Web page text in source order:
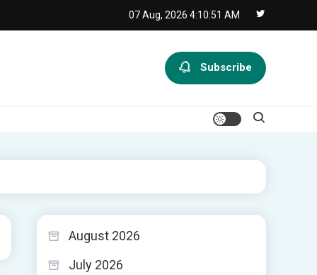
07 Aug, 2026 4:10:52 AM
Subscribe
August 2026
July 2026